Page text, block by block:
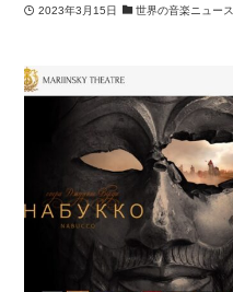
2023年3月15日 世界の音楽ニュース